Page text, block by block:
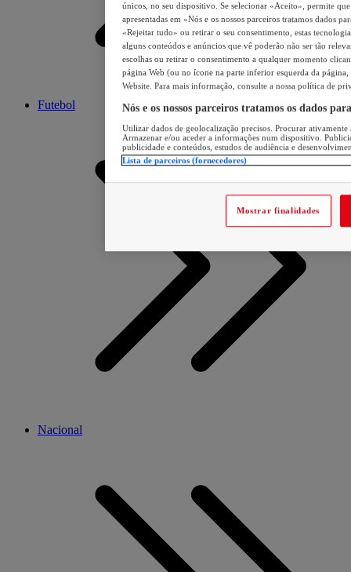
Futebol
Nacional
únicos, no seu dispositivo. Se selecionar «Aceito», permite
apresentadas em «Nós e os nossos parceiros tratamos dados
«Rejeitar tudo» ou retirar o seu consentimento, estas
alguns conteúdos e anúncios que vê poderão não ser tão
escolhas ou retirar o consentimento a qualquer momento
página Web (ou no ícone na parte inferior esquerda da página,
Website. Para mais informação, consulte a nossa política de
Nós e os nossos parceiros tratamos os dados
Utilizar dados de geolocalização precisos. Procurar
Armazenar e/ou aceder a informações num dispositivo.
publicidade e conteúdos, estudos de audiência e
Lista de parceiros (fornecedores)
Mostrar finalidades